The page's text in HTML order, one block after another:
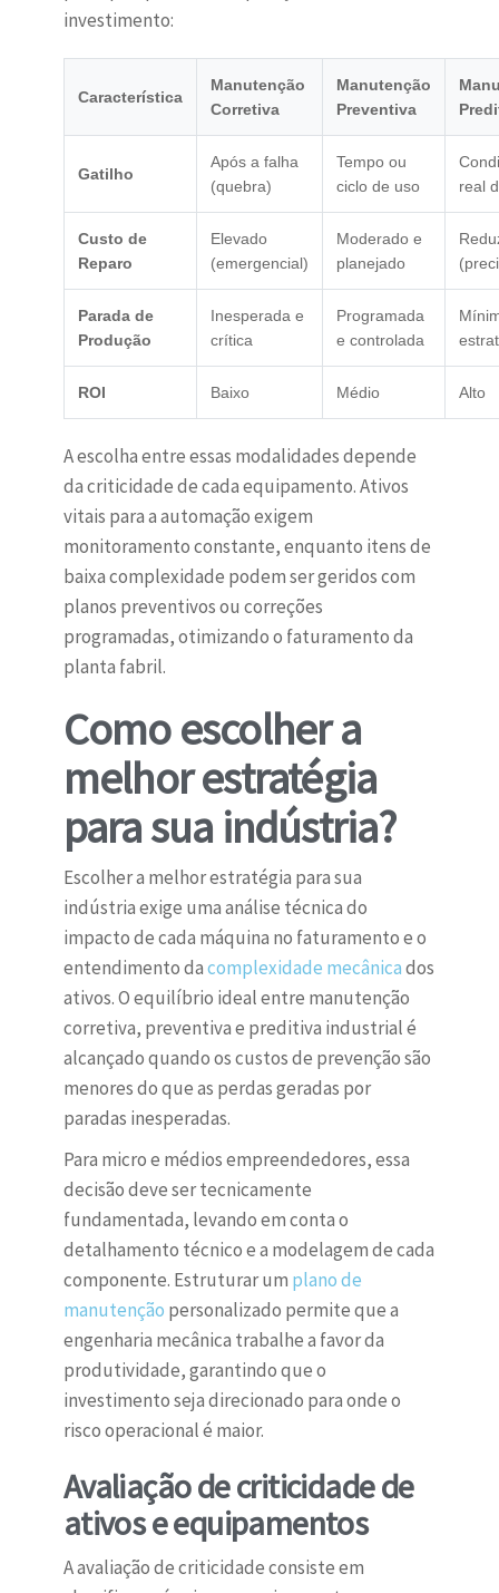
investimento:
Característica
Manutenção
Corretiva
Manutenção
Preventiva
Gatilho
Após a falha
(quebra)
Tempo ou
ciclo de uso
real
Custo de
Reparo
Elevado
(emergencial)
Moderado e
planejado
Parada de
Produção
Inesperada e
crítica
Programada
e controlada
ROI Baixo Médio Alto
A escolha entre essas modalidades depende
da criticidade de cada equipamento. Ativos
vitais para a automação exigem
monitoramento constante, enquanto itens de
baixa complexidade podem ser geridos com
planos preventivos ou correções
programadas, otimizando o faturamento da
planta fabril.
Como escolher a
melhor estratégia
para sua indústria?
Escolher a melhor estratégia para sua
indústria exige uma análise técnica do
impacto de cada máquina no faturamento e o
entendimento dacomplexidade mecânicados
ativos. O equilíbrio ideal entre manutenção
corretiva, preventiva e preditiva industrial é
alcançado quando os custos de prevenção são
menores do que as perdas geradas por
paradas inesperadas.
Para micro e médios empreendedores, essa
decisão deve ser tecnicamente
fundamentada, levando em conta o
detalhamento técnico e a modelagem de cada
componente. Estruturar um plano de
manutenção personalizado permite que a
engenharia mecânica trabalhe a favor da
produtividade, garantindo que o
investimento seja direcionado para onde o
risco operacional é maior.
Avaliação de criticidade de
ativos e equipamentos
A avaliação de criticidade consiste em